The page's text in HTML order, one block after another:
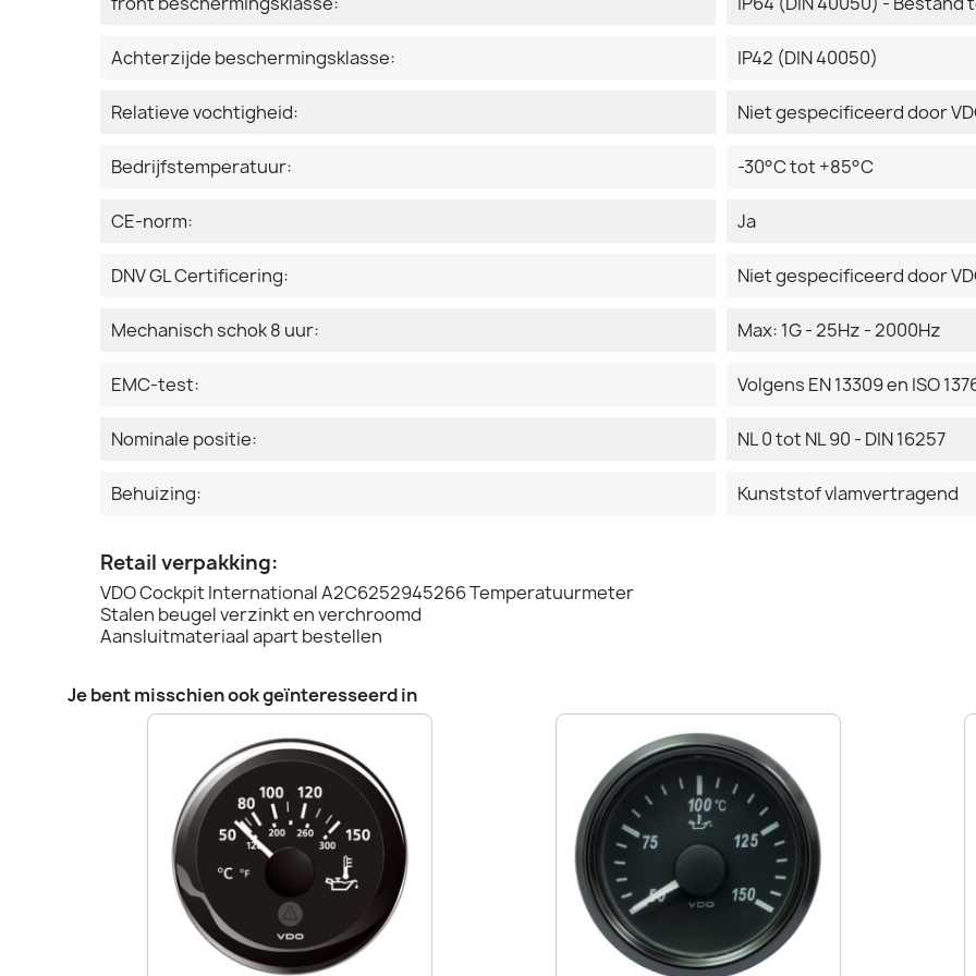
Achterzijde beschermingsklasse: IP42 (DIN 40050)
Relatieve vochtigheid: Niet gespecificeerd door
Bedrijfstemperatuur: -30°C tot +85°C
CE-norm: Ja
DNV GL Certificering: Niet gespecificeerd door
Mechanisch schok 8 uur: Max: 1G - 25Hz - 2000Hz
EMC-test: Volgens EN 13309 en ISO
Nominale positie: NL 0 tot NL 90 - DIN 16257
Behuizing: Kunststof vlamvertragend
Retail verpakking:
VDO Cockpit International A2C6252945266 Temperatuurmeter
Stalen beugel verzinkt en verchroomd
Aansluitmateriaal apart bestellen
Je bent misschien ook geïnteresseerd in